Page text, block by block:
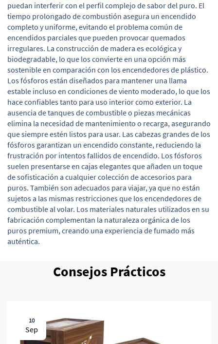
puedan interferir con el perfil complejo de sabor del puro. El
tiempo prolongado de combustión asegura un encendido
completo y uniforme, evitando el problema común de
encendidos parciales que pueden provocar quemados
irregulares. La construcción de madera es ecológica y
biodegradable, lo que los convierte en una opción más
sostenible en comparación con los encendedores de plástico.
Los fósforos están diseñados para mantener una llama
estable incluso en condiciones de viento moderado, lo que los
hace confiables tanto para uso interior como exterior. La
ausencia de tanques de combustible o piezas mecánicas
elimina la necesidad de mantenimiento o recarga, asegurando
que siempre estén listos para usar. Las cabezas grandes de los
fósforos garantizan un encendido constante, reduciendo la
frustración por intentos fallidos de encendido. Los fósforos
suelen presentarse en cajas elegantes que añaden un toque
de sofisticación a cualquier colección de accesorios para
puros. También son adecuados para viajar, ya que no están
sujetos a las mismas restricciones que los encendedores de
combustible al volar. Los materiales naturales utilizados en su
fabricación complementan la naturaleza orgánica de los
puros premium, creando una experiencia de fumado más
auténtica.
Consejos Prácticos
10
Sep